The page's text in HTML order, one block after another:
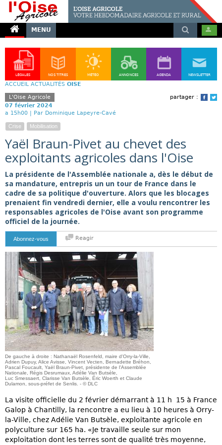
MENU
LÉGALES NOS TITRES MÉTÉO ANNONCES AGENDA NEWSLETTER
ACCUEIL ACTUALITÉS OISE
partager :
L'Oise Agricole
07 février 2024
a 15h00 | Par Dominique Lapeyre-Cavé
Crise Mobilisation
Yaël Braun-Pivet au chevet des
exploitants agricoles dans l'Oise
La présidente de l'Assemblée nationale a, dès le début de
sa mandature, entrepris un un tour de France dans le
cadre de sa politique d'ouverture. Alors que les blocages
prenaient fin vendredi dernier, elle a voulu rencontrer les
responsables agricoles de l'Oise avant son programme
officiel de la journée.
Abonnez-vous Reagir
De gauche à droite : Nathanaël Rosenfeld, maire d'Orry-la-Ville,
Adrien Dupuy, Alice Avisse, Vincent Vecten, Bernadette Bréhon,
Pascal Foucault, Yaël Braun-Pivet, présidente de l'Assemblée
Nationale, Régis Desrumaux, Adélie Van Butsèle,
Luc Smessaert, Clarisse Van Butsèle, Éric Woerth et Claude
Dulamon, sous-préfet de Senlis. - © DLC
La visite officielle du 2 février démarrant à 11 h 15 à France
Galop à Chantilly, la rencontre a eu lieu à 10 heures à Orry-
la-Ville, chez Adélie Van Butsèle, exploitante agricole en
polyculture sur 165 ha. «Je travaille seule sur mon
exploitation dont les terres sont de qualité très moyenne,